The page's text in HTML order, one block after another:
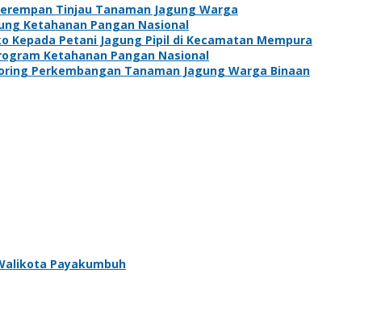
Tinjau Tanaman Jagung Warga
Ketahanan Pangan Nasional
Kepada Petani Jagung Pipil di Kecamatan Mempura
Ketahanan Pangan Nasional
Perkembangan Tanaman Jagung Warga Binaan
Payakumbuh